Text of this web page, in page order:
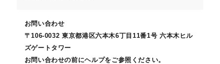
お問い合わせ
〒106-0032 東京都港区六本木6丁目11番1号 六本木ヒル
ズゲートタワー
お問い合わせの前にヘルプをご参照ください。